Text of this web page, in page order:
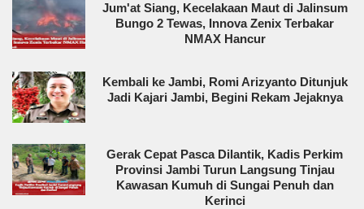
Jum'at Siang, Kecelakaan Maut di Jalinsum
Bungo 2 Tewas, Innova Zenix Terbakar
NMAX Hancur
Kembali ke Jambi, Romi Arizyanto Ditunjuk
Jadi Kajari Jambi, Begini Rekam Jejaknya
Gerak Cepat Pasca Dilantik, Kadis Perkim
Provinsi Jambi Turun Langsung Tinjau
Kawasan Kumuh di Sungai Penuh dan
Kerinci